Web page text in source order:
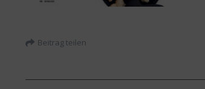
Beitrag teilen